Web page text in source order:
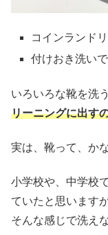
コインランド
付けおき洗い
いろいろな靴を洗
リーニングに出す
実は、靴って、か
小学校や、中学校
ていたと思います
そんな感じで洗え